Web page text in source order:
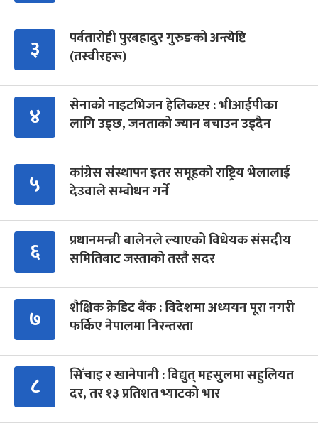
३
पर्वतारोही पुरबहादुर गुरुङको अन्त्येष्टि
(तस्वीरहरू)
४
सेनाको नाइटभिजन हेलिकप्टर : भीआईपीका
लागि उड्छ, जनताको ज्यान बचाउन उड्दैन
५
कांग्रेस संस्थापन इतर समूहको राष्ट्रिय भेलालाई
देउवाले सम्बोधन गर्ने
६
प्रधानमन्त्री बालेनले ल्याएको विधेयक संसदीय
समितिबाट जस्ताको तस्तै सदर
७
शैक्षिक क्रेडिट बैंक : विदेशमा अध्ययन पूरा नगरी
फर्किए नेपालमा निरन्तरता
८
सिँचाइ र खानेपानी : विद्युत् महसुलमा सहुलियत
दर, तर १३ प्रतिशत भ्याटको भार